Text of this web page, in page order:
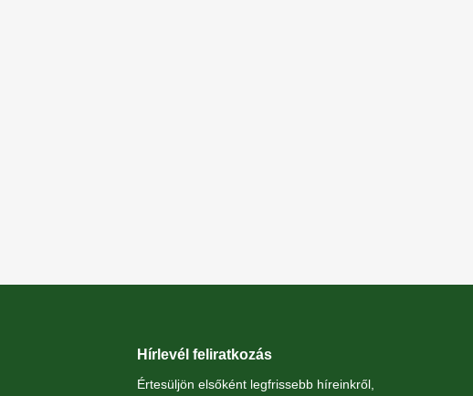
Hírlevél feliratkozás
Értesüljön elsőként legfrissebb híreinkről,